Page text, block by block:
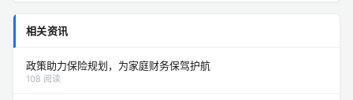
相关资讯
政策助力保险规划，为家庭财务保驾护航
108 阅读